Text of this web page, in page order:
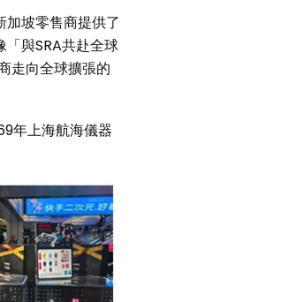
坡零售商提供了
與SRA共赴全球
走向全球擴張的
年上海航海儀器